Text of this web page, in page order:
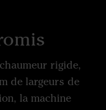
rigide,
de largeurs de
la machine